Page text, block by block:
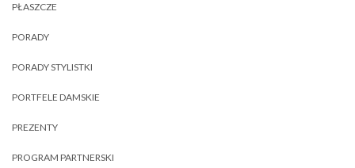
PŁASZCZE
PORADY
PORADY STYLISTKI
PORTFELE DAMSKIE
PREZENTY
PROGRAM PARTNERSKI